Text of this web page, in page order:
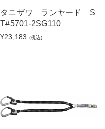
タニザワ ランヤード S
T#5701-2SG110
¥23,183 (税込)